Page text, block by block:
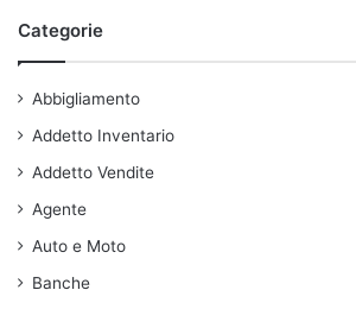
Categorie
Abbigliamento
Addetto Inventario
Addetto Vendite
Agente
Auto e Moto
Banche